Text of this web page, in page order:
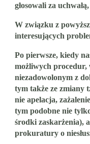
głosowali za
W związku z
interesujących
Po pierwsze, kiedy
możliwych procedur,
niezadowolonym z
tym także ze zmiany
nie apelacja,
tym podobne nie
środki zaskarżenia),
prokuratury o